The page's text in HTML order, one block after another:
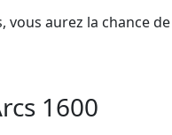
vous aurez la chance
1600